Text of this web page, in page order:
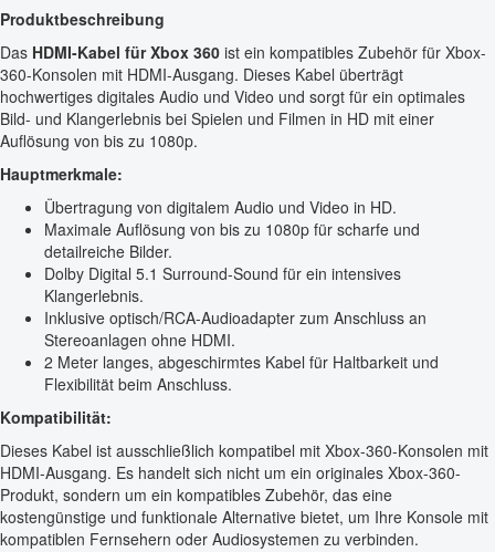
Produktbeschreibung
Das HDMI-Kabel für Xbox 360 ist ein kompatibles Zubehör für Xbox-
360-Konsolen mit HDMI-Ausgang. Dieses Kabel überträgt
hochwertiges digitales Audio und Video und sorgt für ein optimales
Bild- und Klangerlebnis bei Spielen und Filmen in HD mit einer
Auflösung von bis zu 1080p.
Hauptmerkmale:
Übertragung von digitalem Audio und Video in HD.
Maximale Auflösung von bis zu 1080p für scharfe und
detailreiche Bilder.
Dolby Digital 5.1 Surround-Sound für ein intensives
Klangerlebnis.
Inklusive optisch/RCA-Audioadapter zum Anschluss an
Stereoanlagen ohne HDMI.
2 Meter langes, abgeschirmtes Kabel für Haltbarkeit und
Flexibilität beim Anschluss.
Kompatibilität:
Dieses Kabel ist ausschließlich kompatibel mit Xbox-360-Konsolen mit
HDMI-Ausgang. Es handelt sich nicht um ein originales Xbox-360-
Produkt, sondern um ein kompatibles Zubehör, das eine
kostengünstige und funktionale Alternative bietet, um Ihre Konsole mit
kompatiblen Fernsehern oder Audiosystemen zu verbinden.